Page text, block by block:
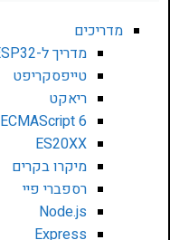
מדריכים
מדריך ל-ESP32 לילדים ולהורים מאפס
טייפסקריפט
ריאקט
ECMAScript 6
ES20XX
מיקרו בקרים
רספברי פיי
Node.js
Express